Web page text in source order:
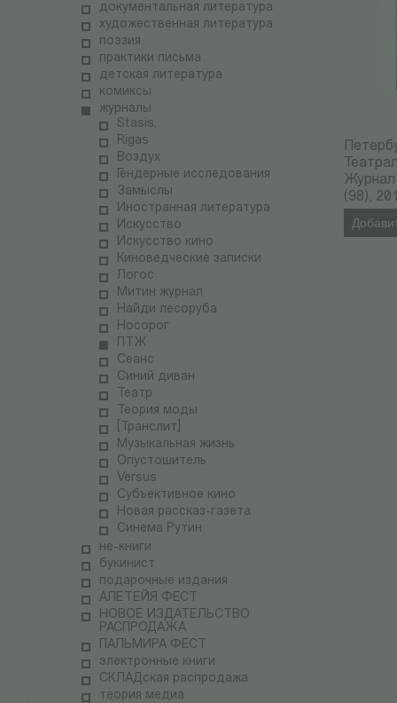
документальная литература
художественная литература
поэзия
практики письма
детская литература
комиксы
журналы
Stasis.
Rigas
Воздух
Гендерные исследования
Замыслы
Иностранная литература
Искусство
Искусство кино
Киноведческие записки
Логос
Митин журнал
Найди лесоруба
Носорог
ПТЖ
Сеанс
Синий диван
Театр
Теория моды
[Транслит]
Музыкальная жизнь
Опустошитель
Versus
Субъективное кино
Новая рассказ-газета
Синема Рутин
не-книги
букинист
подарочные издания
АЛЕТЕЙЯ ФЕСТ
НОВОЕ ИЗДАТЕЛЬСТВО
РАСПРОДАЖА
ПАЛЬМИРА ФЕСТ
электронные книги
СКЛАДская распродажа
теория медиа
(98),